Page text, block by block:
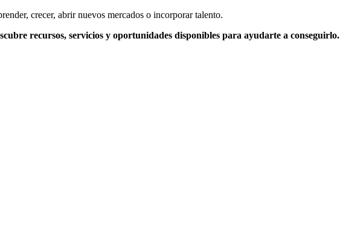
crecer, abrir nuevos mercados o incorporar talento.
recursos, servicios y oportunidades disponibles para ayudarte a conseguirlo.